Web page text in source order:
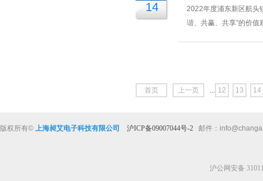
14
2022年度浦东新区航头
谐、共赢、共享”的价
首页 上一页 ... 12 13 14
版权所有© 上海昶艾电子科技有限公司 沪ICP备09007044号-2 邮件：
沪公网安备